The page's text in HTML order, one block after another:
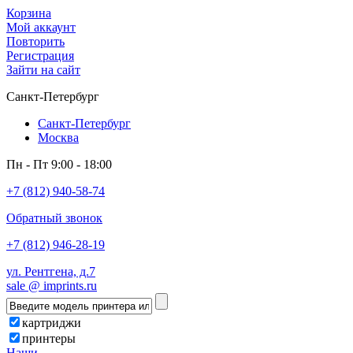
Корзина
Мой аккаунт
Повторить
Регистрация
Зайти на сайт
Санкт-Петербург
Санкт-Петербург
Москва
Пн - Пт 9:00 - 18:00
+7 (812) 940-58-74
Обратный звонок
+7 (812) 946-28-19
ул. Рентгена, д.7
sale @ imprints.ru
картриджи
принтеры